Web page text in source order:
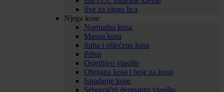
Sve za njegu lica
Njega kose
Normalna kosa
Masna kosa
Suha i oštećena kosa
Prhut
Osjetljivo vlasište
Obojana kosa i boje za kosu
Ispadanje kose
Seboroični dermatitis vlasišta